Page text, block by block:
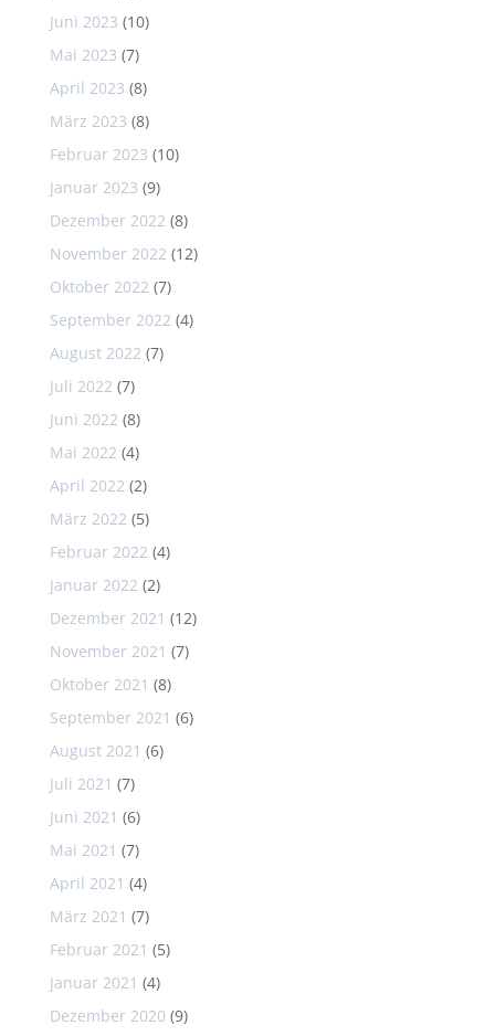
Juni 2023 (10)
Mai 2023 (7)
April 2023 (8)
März 2023 (8)
Februar 2023 (10)
Januar 2023 (9)
Dezember 2022 (8)
November 2022 (12)
Oktober 2022 (7)
September 2022 (4)
August 2022 (7)
Juli 2022 (7)
Juni 2022 (8)
Mai 2022 (4)
April 2022 (2)
März 2022 (5)
Februar 2022 (4)
Januar 2022 (2)
Dezember 2021 (12)
November 2021 (7)
Oktober 2021 (8)
September 2021 (6)
August 2021 (6)
Juli 2021 (7)
Juni 2021 (6)
Mai 2021 (7)
April 2021 (4)
März 2021 (7)
Februar 2021 (5)
Januar 2021 (4)
Dezember 2020 (9)